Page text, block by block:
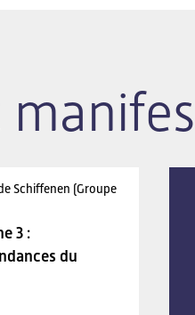
Schiffenen (Groupe
3 :
du